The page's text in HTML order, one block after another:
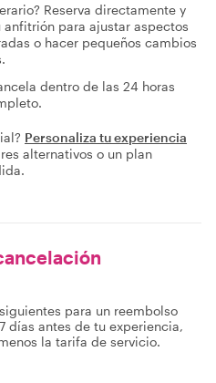
Reserva directamente y
para ajustar aspectos
o hacer pequeños cambios
dentro de las 24 horas
Personaliza tu experiencia
alternativos o un plan
para un reembolso
días antes de tu experiencia,
la tarifa de servicio.